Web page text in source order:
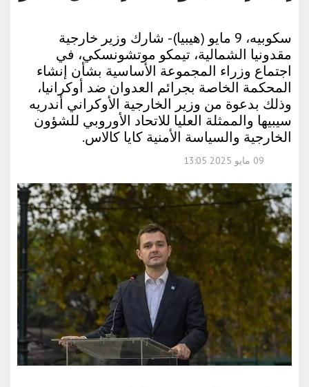
سكوبيه، 9 مايو (هيبيا) - شارك وزير خارجية
مقدونيا الشمالية، تيمكو موتشونسكي، في
اجتماع وزراء المجموعة الأساسية بشأن إنشاء
المحكمة الخاصة بجرائم العدوان ضد أوكرانيا،
وذلك بدعوة من وزير الخارجية الأوكراني أندريه
سيبيها والممثلة العليا للاتحاد الأوروبي للشؤون
الخارجية والسياسة الأمنية كايا كالاس.
09 مايو 2025 13:05